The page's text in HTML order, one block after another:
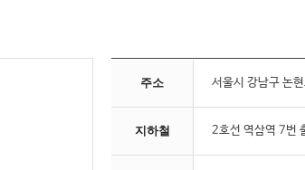
주소 서울시 강남구 논
지하철 2호선 역삼역 7번